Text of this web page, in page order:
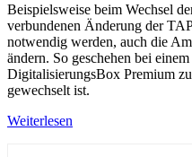
Beispielsweise beim Wechsel
verbundenen Änderung der
notwendig werden, auch die
ändern. So geschehen bei
DigitalisierungsBox Premium
gewechselt ist.
Weiterlesen